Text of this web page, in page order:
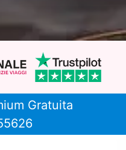
Gratuita